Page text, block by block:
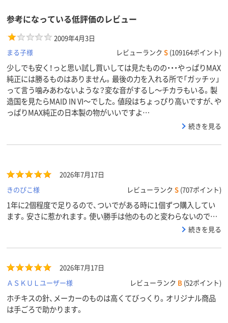
参考になっている低評価のレビュー
2009年4月3日
まる子様
レビューランク S (109164ポイント)
少しでも安く！っと思い試し買いしては見たものの・・・やっぱりMAX
純正には勝るものはありません。最後の力を入れる所で「ガッチッ」
って言う噛みあわないような？変な音がするし～チカラもいる。製
造国を見たらMAID IN VI～でした。値段はちょっぴり高いですが、や
っぱりMAX純正の日本製の物がいいですよ…
続きを見る
2026年7月17日
きのぴこ様
レビューランク S (707ポイント)
1年に2個程度で足りるので、ついでがある時に1個ずつ購入してい
ます。安さに惹かれます。使い勝手は他のものと変わらないので満
続きを見る
2026年7月17日
ＡＳＫＵＬユーザー様
レビューランク B (52ポイント)
ホチキスの針、メーカーのものは高くてびっくり。オリジナル商品
は手ごろで助かります。